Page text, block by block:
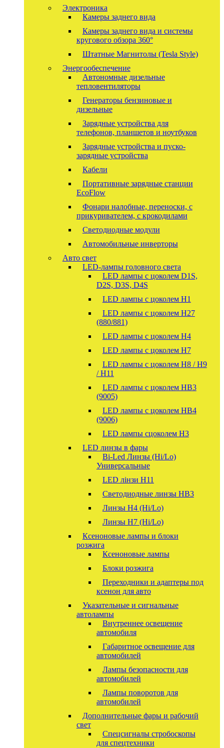
Электроника
Камеры заднего вида
Камеры заднего вида и системы
кругового обзора 360°
Штатные Магнитолы (Tesla Style)
Энергообеспечение
Автономные дизельные
тепловентиляторы
Генераторы бензиновые и
дизельные
Зарядные устройства для
телефонов, планшетов и ноутбуков
Зарядные устройства и пуско-
зарядные устройства
Кабели
Портативные зарядные станции
EcoFlow
Фонари налобные, переноски, с
прикуривателем, с крокодилами
Светодиодные модули
Автомобильные инверторы
Авто свет
LED-лампы головного света
LED лампы с цоколем D1S,
D2S, D3S, D4S
LED лампы с цоколем H1
LED лампы с цоколем H27
(880/881)
LED лампы с цоколем H4
LED лампы с цоколем H7
LED лампы с цоколем H8 / H9
/ H11
LED лампы с цоколем HB3
(9005)
LED лампы с цоколем HB4
(9006)
LED лампы сцоколем H3
LED линзы в фары
Bi-Led Линзы (Hi/Lo)
Универсальные
LED лінзи H11
Светодиодные линзы HB3
Линзы Н4 (Hi/Lo)
Линзы Н7 (Hi/Lo)
Ксеноновые лампы и блоки
розжига
Ксеноновые лампы
Блоки розжига
Переходники и адаптеры под
ксенон для авто
Указательные и сигнальные
автолампы
Внутреннее освещение
автомобиля
Габаритное освещение для
автомобилей
Лампы безопасности для
автомобилей
Лампы поворотов для
автомобилей
Дополнительные фары и рабочий
свет
Спецсигналы стробоскопы
для спецтехники